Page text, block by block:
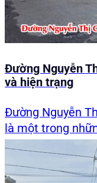
Đường Nguyễn
và hiện trạng
Đường Nguyễn
là một trong